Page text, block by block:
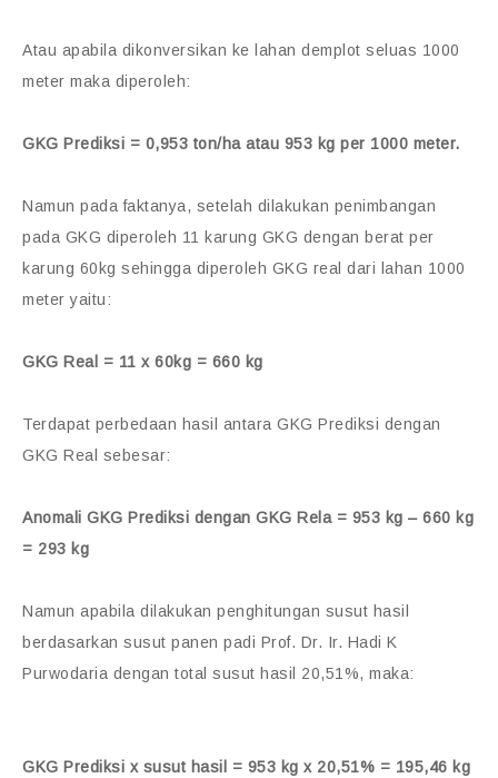
Atau apabila dikonversikan ke lahan demplot seluas 1000
meter maka diperoleh:
GKG Prediksi = 0,953 ton/ha atau 953 kg per 1000 meter.
Namun pada faktanya, setelah dilakukan penimbangan
pada GKG diperoleh 11 karung GKG dengan berat per
karung 60kg sehingga diperoleh GKG real dari lahan 1000
meter yaitu:
GKG Real = 11 x 60kg = 660 kg
Terdapat perbedaan hasil antara GKG Prediksi dengan
GKG Real sebesar:
Anomali GKG Prediksi dengan GKG Rela = 953 kg – 660 kg
= 293 kg
Namun apabila dilakukan penghitungan susut hasil
berdasarkan susut panen padi Prof. Dr. Ir. Hadi K
Purwodaria dengan total susut hasil 20,51%, maka:
GKG Prediksi x susut hasil = 953 kg x 20,51% = 195,46 kg